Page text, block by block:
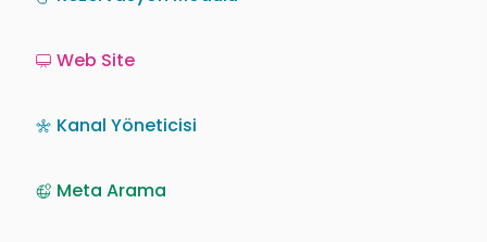
Web Site
Kanal Yöneticisi
Meta Arama